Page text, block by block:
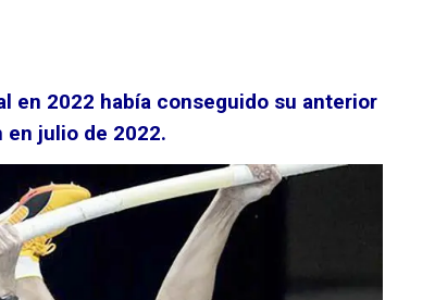
en 2022 había conseguido su anterior
en julio de 2022.